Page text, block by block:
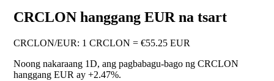
CRCLON hanggang EUR na tsart
CRCLON/EUR: 1 CRCLON = €55.25 EUR
Noong nakaraang 1D, ang pagbabagu-bago ng CRCLON
hanggang EUR ay +2.47%.